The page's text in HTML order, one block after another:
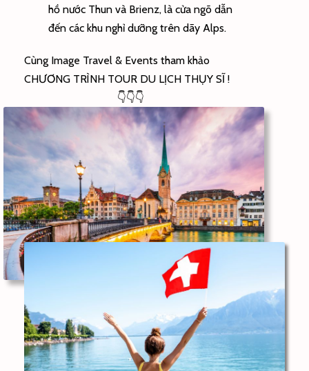
hồ nước Thun và Brienz, là cửa ngõ dẫn
đến các khu nghỉ dưỡng trên dãy Alps.
Cùng Image Travel & Events tham khảo
CHƯƠNG TRÌNH TOUR DU LỊCH THỤY SĨ !
👇👇👇